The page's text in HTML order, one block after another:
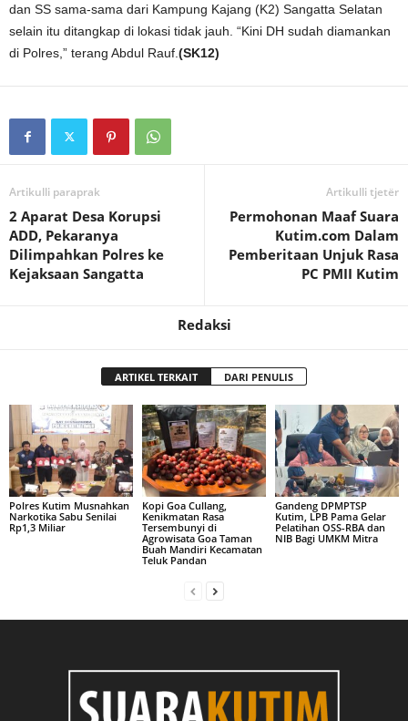
dan SS sama-sama dari Kampung Kajang (K2) Sangatta Selatan
selain itu ditangkap di lokasi tidak jauh. “Kini DH sudah diamankan
di Polres,” terang Abdul Rauf. (SK12)
Artikulli paraprak
2 Aparat Desa Korupsi
ADD, Pekaranya
Dilimpahkan Polres ke
Kejaksaan Sangatta
Artikulli tjetër
Permohonan Maaf Suara
Kutim.com Dalam
Pemberitaan Unjuk Rasa
PC PMII Kutim
Redaksi
ARTIKEL TERKAIT DARI PENULIS
Polres Kutim Musnahkan
Narkotika Sabu Senilai
Rp1,3 Miliar
Kopi Goa Cullang,
Kenikmatan Rasa
Tersembunyi di
Agrowisata Goa Taman
Buah Mandiri Kecamatan
Teluk Pandan
Gandeng DPMPTSP
Kutim, LPB Pama Gelar
Pelatihan OSS-RBA dan
NIB Bagi UMKM Mitra